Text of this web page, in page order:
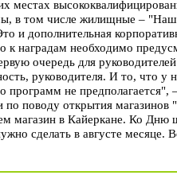
местах
в том числе жилищные –
и дополнительная
к наградам необходимо
очередь для
руководителя. И то, что
программ не предполагается",
по поводу открытия
магазин в Кайеркане. Ко Дню
сделать в августе месяце.